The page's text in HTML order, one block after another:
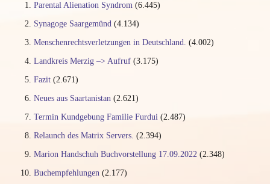
Parental Alienation Syndrom (6.445)
Synagoge Saargemünd (4.134)
Menschenrechtsverletzungen in Deutschland. (4.002)
Landkreis Merzig –> Aufruf (3.175)
Fazit (2.671)
Neues aus Saartanistan (2.621)
Termin Kundgebung Familie Furdui (2.487)
Relaunch des Matrix Servers. (2.394)
Marion Handschuh Buchvorstellung 17.09.2022 (2.348)
Buchempfehlungen (2.177)